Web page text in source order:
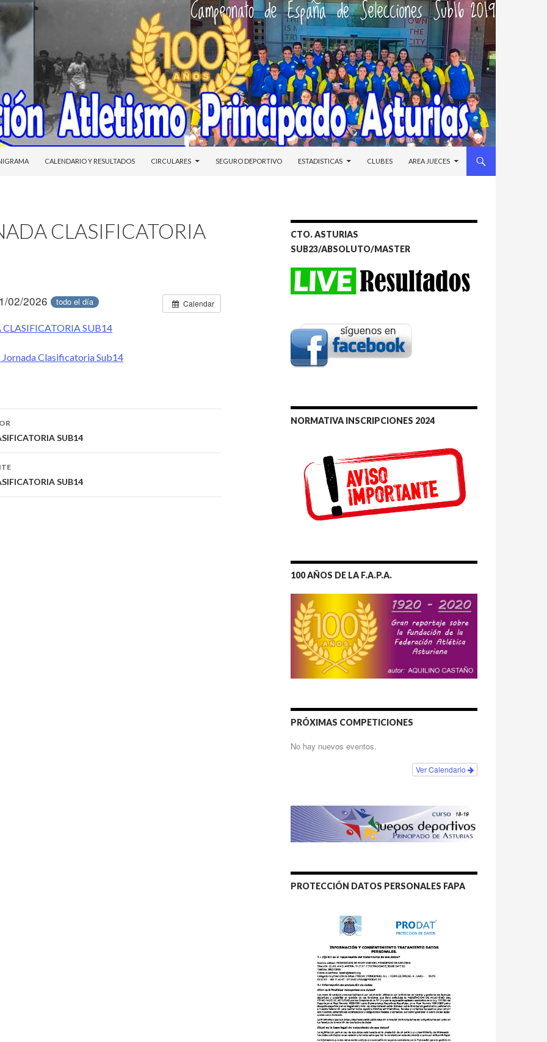
CALENDARIO Y RESULTADOS CIRCULARES SEGURO DEPORTIVO ESTADISTICAS CLUBES AREA JUECES
CLASIFICATORIA
Calendar
02/2026 todo el día
CLASIFICATORIA SUB14
Jornada Clasificatoria Sub14
SUB14
SUB14
CTO. ASTURIAS
SUB23/ABSOLUTO/MASTER
NORMATIVA INSCRIPCIONES 2024
100 AÑOS DE LA F.A.P.A.
PRÓXIMAS COMPETICIONES
No hay nuevos eventos.
Ver Calendario
PROTECCIÓN DATOS PERSONALES FAPA